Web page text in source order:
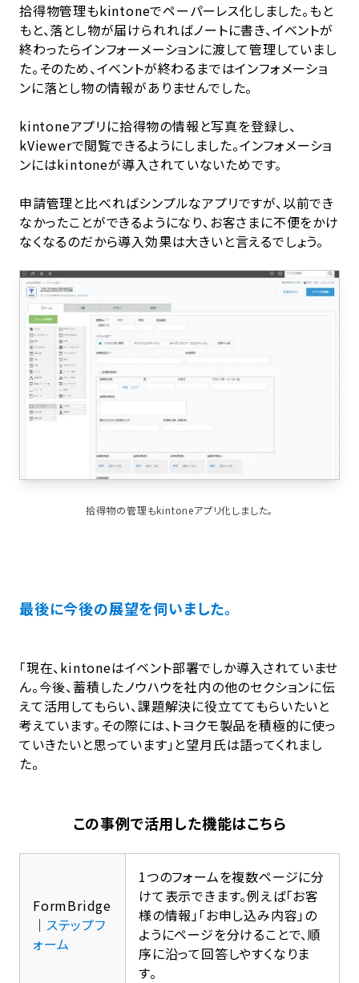
拾得物管理もkintoneでペーパーレス化しました。もと
もと、落とし物が届けられればノートに書き、イベントが
終わったらインフォーメーションに渡して管理していまし
た。そのため、イベントが終わるまではインフォメーショ
ンに落とし物の情報がありませんでした。
kintoneアプリに拾得物の情報と写真を登録し、
kViewerで閲覧できるようにしました。インフォメーショ
ンにはkintoneが導入されていないためです。
申請管理と比べればシンプルなアプリですが、以前でき
なかったことができるようになり、お客さまに不便をかけ
なくなるのだから導入効果は大きいと言えるでしょう。
拾得物の管理もkintoneアプリ化しました。
最後に今後の展望を伺いました。
「現在、kintoneはイベント部署でしか導入されていませ
ん。今後、蓄積したノウハウを社内の他のセクションに伝
えて活用してもらい、課題解決に役立ててもらいたいと
考えています。その際には、トヨクモ製品を積極的に使っ
ていきたいと思っています」と望月氏は語ってくれまし
た。
この事例で活用した機能はこちら
FormBridge
｜ ステップフ
ォーム
1つのフォームを複数ページに分
けて表示できます。例えば「お客
様の情報」「お申し込み内容」の
ようにページを分けることで、順
序に沿って回答しやすくなりま
す。